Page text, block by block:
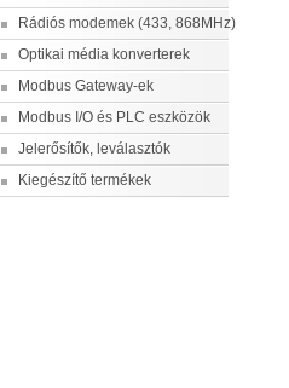
Rádiós modemek (433, 868MHz)
Optikai média konverterek
Modbus Gateway-ek
Modbus I/O és PLC eszközök
Jelerősítők, leválasztók
Kiegészítő termékek